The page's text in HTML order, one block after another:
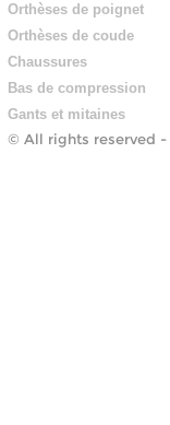
Orthèses de poignet
Orthèses de coude
Chaussures
Bas de compression
Gants et mitaines
© All rights reserved -